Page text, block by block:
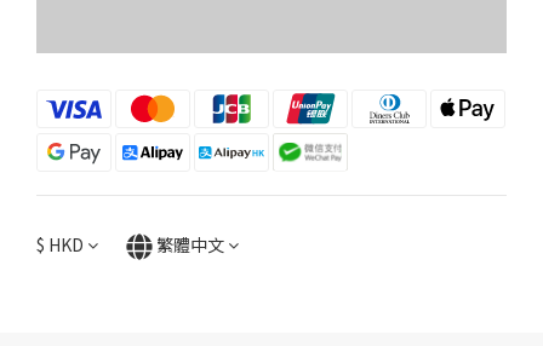
$ HKD 繁體中文